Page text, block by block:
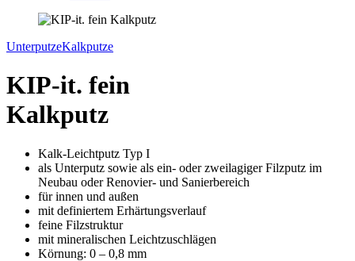
UnterputzeKalkputze
KIP-it. fein
Kalkputz
Kalk-Leichtputz Typ I
als Unterputz sowie als ein- oder zweilagiger Filzputz im
Neubau oder Renovier- und Sanierbereich
für innen und außen
mit definiertem Erhärtungsverlauf
feine Filzstruktur
mit mineralischen Leichtzuschlägen
Körnung: 0 – 0,8 mm